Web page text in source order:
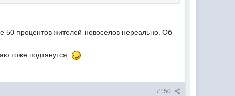
50 процентов жителей-новоселов нереально. Об
тоже подтянутся.
#150